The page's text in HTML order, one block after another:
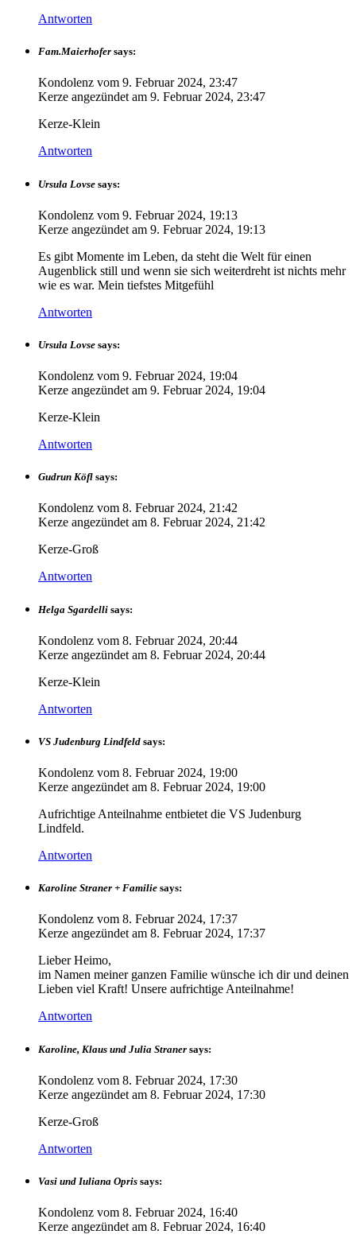
Antworten
Fam.Maierhofer says:
Kondolenz vom 9. Februar 2024, 23:47
Kerze angezündet am 9. Februar 2024, 23:47
Kerze-Klein
Antworten
Ursula Lovse says:
Kondolenz vom 9. Februar 2024, 19:13
Kerze angezündet am 9. Februar 2024, 19:13
Es gibt Momente im Leben, da steht die Welt für einen
Augenblick still und wenn sie sich weiterdreht ist nichts mehr
wie es war. Mein tiefstes Mitgefühl
Antworten
Ursula Lovse says:
Kondolenz vom 9. Februar 2024, 19:04
Kerze angezündet am 9. Februar 2024, 19:04
Kerze-Klein
Antworten
Gudrun Köfl says:
Kondolenz vom 8. Februar 2024, 21:42
Kerze angezündet am 8. Februar 2024, 21:42
Kerze-Groß
Antworten
Helga Sgardelli says:
Kondolenz vom 8. Februar 2024, 20:44
Kerze angezündet am 8. Februar 2024, 20:44
Kerze-Klein
Antworten
VS Judenburg Lindfeld says:
Kondolenz vom 8. Februar 2024, 19:00
Kerze angezündet am 8. Februar 2024, 19:00
Aufrichtige Anteilnahme entbietet die VS Judenburg
Lindfeld.
Antworten
Karoline Straner + Familie says:
Kondolenz vom 8. Februar 2024, 17:37
Kerze angezündet am 8. Februar 2024, 17:37
Lieber Heimo,
im Namen meiner ganzen Familie wünsche ich dir und deinen
Lieben viel Kraft! Unsere aufrichtige Anteilnahme!
Antworten
Karoline, Klaus und Julia Straner says:
Kondolenz vom 8. Februar 2024, 17:30
Kerze angezündet am 8. Februar 2024, 17:30
Kerze-Groß
Antworten
Vasi und Iuliana Opris says:
Kondolenz vom 8. Februar 2024, 16:40
Kerze angezündet am 8. Februar 2024, 16:40